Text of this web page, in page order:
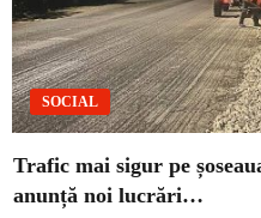
SOCIAL
Trafic mai sigur pe
anunță noi lucrări…